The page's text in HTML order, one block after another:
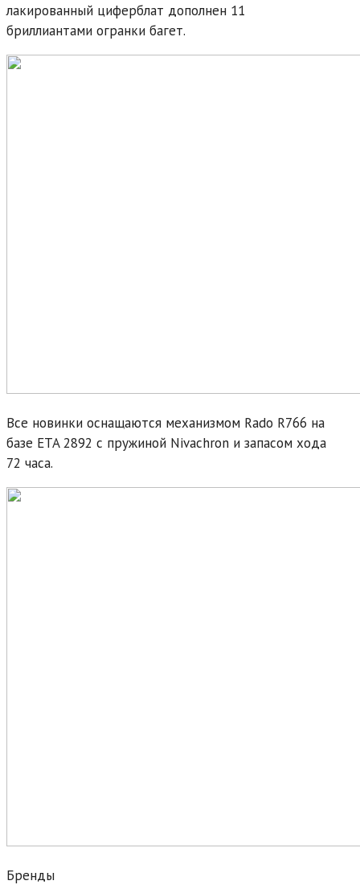
лакированный циферблат дополнен 11
бриллиантами огранки багет.
Все новинки оснащаются механизмом Rado R766 на
базе ETA 2892 с пружиной Nivachron и запасом хода
72 часа.
Бренды